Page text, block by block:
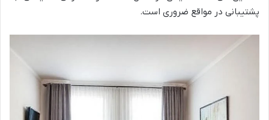
پشتیبانی در مواقع ضروری است.